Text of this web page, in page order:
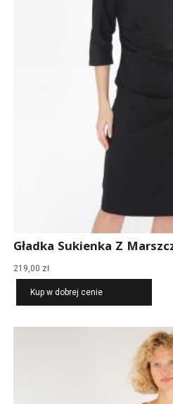
Gładka Sukienka Z
219,00 zł
Kup w dobrej cenie